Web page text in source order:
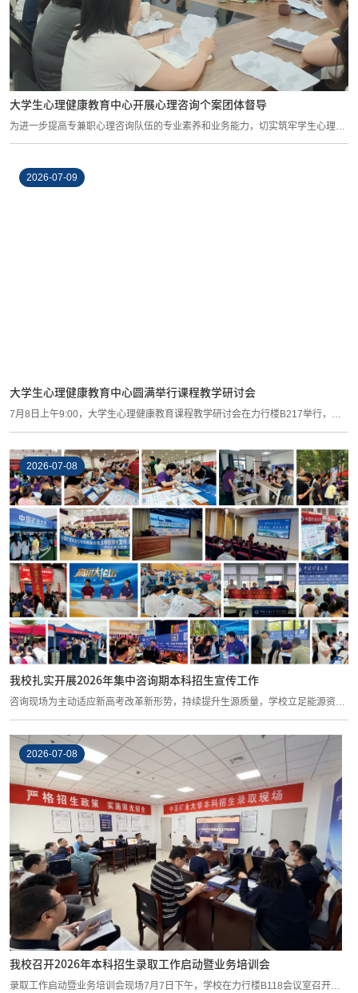
大学生心理健康教育中心开展心理咨询个案团体督导
为进一步提高专兼职心理咨询队伍的专业素养和业务能力，切实筑牢学生心理健
2026-07-09
大学生心理健康教育中心圆满举行课程教学研讨会
7月8日上午9:00，大学生心理健康教育课程教学研讨会在力行楼B217举行，校
2026-07-08
我校扎实开展2026年集中咨询期本科招生宣传工作
咨询现场为主动适应新高考改革新形势，持续提升生源质量，学校立足能源资源
2026-07-08
我校召开2026年本科招生录取工作启动暨业务培训会
录取工作启动暨业务培训会现场7月7日下午，学校在力行楼B118会议室召开